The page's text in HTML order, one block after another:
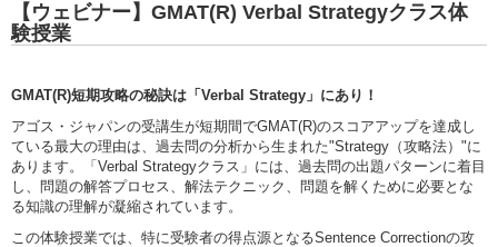
【ウェビナー】GMAT(R) Verbal Strategyクラス体
験授業
GMAT(R)短期攻略の秘訣は「Verbal Strategy」にあり！
アゴス・ジャパンの受講生が短期間でGMAT(R)のスコアアップを達成し
ている最大の理由は、過去問の分析から生まれた"Strategy（攻略法）"に
あります。「Verbal Strategyクラス」には、過去問の出題パターンに着目
し、問題の解答プロセス、解法テクニック、問題を解くために必要とな
る知識の理解が凝縮されています。
この体験授業では、特に受験者の得点源となるSentence Correctionの攻